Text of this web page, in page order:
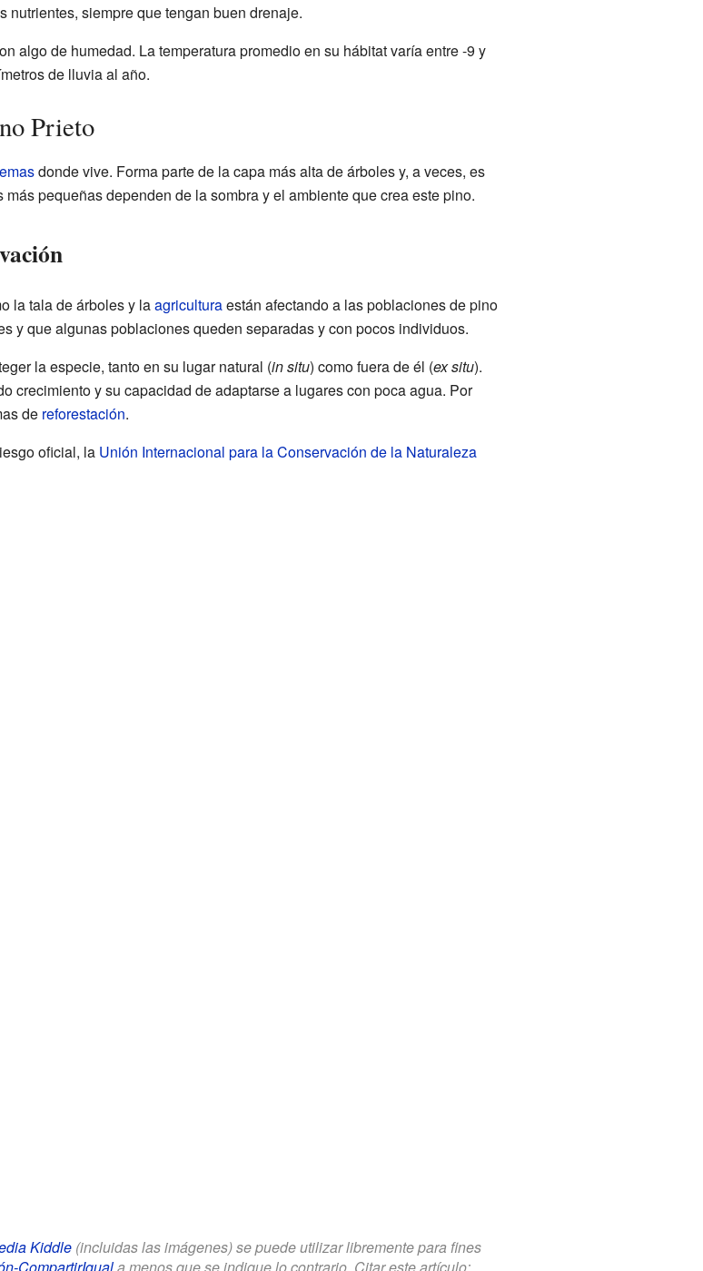
siempre que tengan buen drenaje.
algo de humedad. La temperatura promedio en su hábitat varía entre -9 y
de lluvia al año.
Prieto
donde vive. Forma parte de la capa más alta de árboles y, a veces, es
pequeñas dependen de la sombra y el ambiente que crea este pino.
la tala de árboles y laagriculturaestán afectando a las poblaciones de pino
y que algunas poblaciones queden separadas y con pocos individuos.
la especie, tanto en su lugar natural (in situ) como fuera de él (ex situ).
crecimiento y su capacidad de adaptarse a lugares con poca agua. Por
de reforestación.
oficial, la Unión Internacional para la Conservación de la Naturaleza
Kiddle(incluidas las imágenes) se puede utilizar libremente para fines
CompartirIguala menos que se indique lo contrario. Citar este artículo: